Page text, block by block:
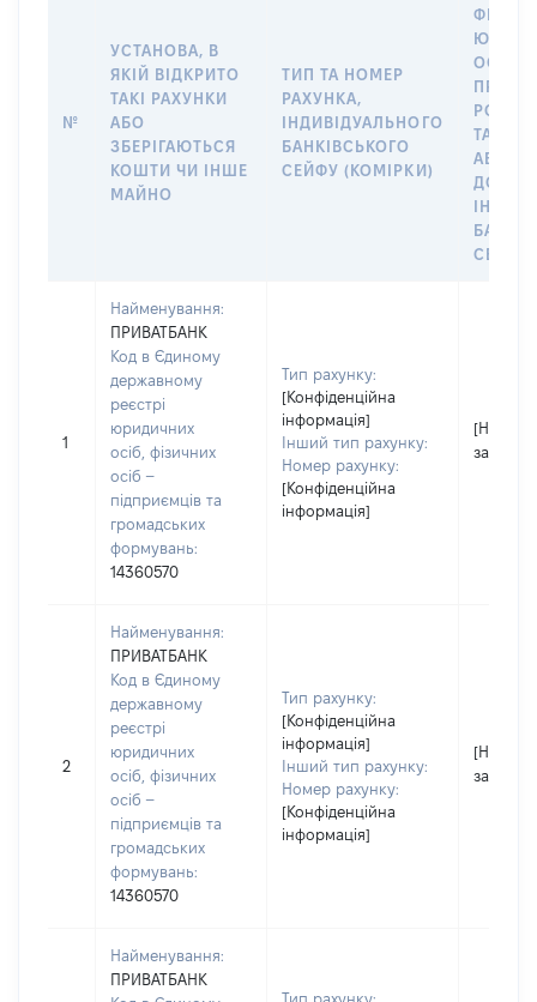
№
УСТАНОВА, В
ЯКІЙ ВІДКРИТО
ТАКІ РАХУНКИ
АБО
ЗБЕРІГАЮТЬСЯ
КОШТИ ЧИ ІНШЕ
МАЙНО
ТИП ТА НОМЕР
РАХУНКА,
ІНДИВІДУАЛЬНОГО
БАНКІВСЬКОГО
СЕЙФУ (КОМІРКИ)
ПРАВО
ТАКИМ
АБО
ДО
СЕЙФУ
1
Найменування:
ПРИВАТБАНК
Код в Єдиному
державному
реєстрі
юридичних
осіб, фізичних
осіб –
підприємців та
громадських
формувань:
14360570
Тип рахунку:
[Конфіденційна
інформація]
Інший тип рахунку:
Номер рахунку:
[Конфіденційна
інформація]
[Не
2
Найменування:
ПРИВАТБАНК
Код в Єдиному
державному
реєстрі
юридичних
осіб, фізичних
осіб –
підприємців та
громадських
формувань:
14360570
Тип рахунку:
[Конфіденційна
інформація]
Інший тип рахунку:
Номер рахунку:
[Конфіденційна
інформація]
[Не
Найменування:
ПРИВАТБАНК
Тип рахунку: